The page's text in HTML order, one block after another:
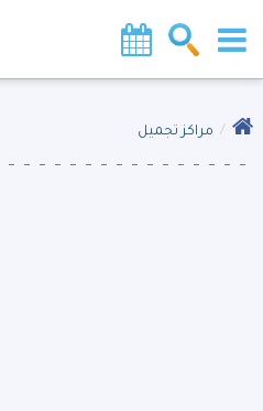
مراكز تجميل